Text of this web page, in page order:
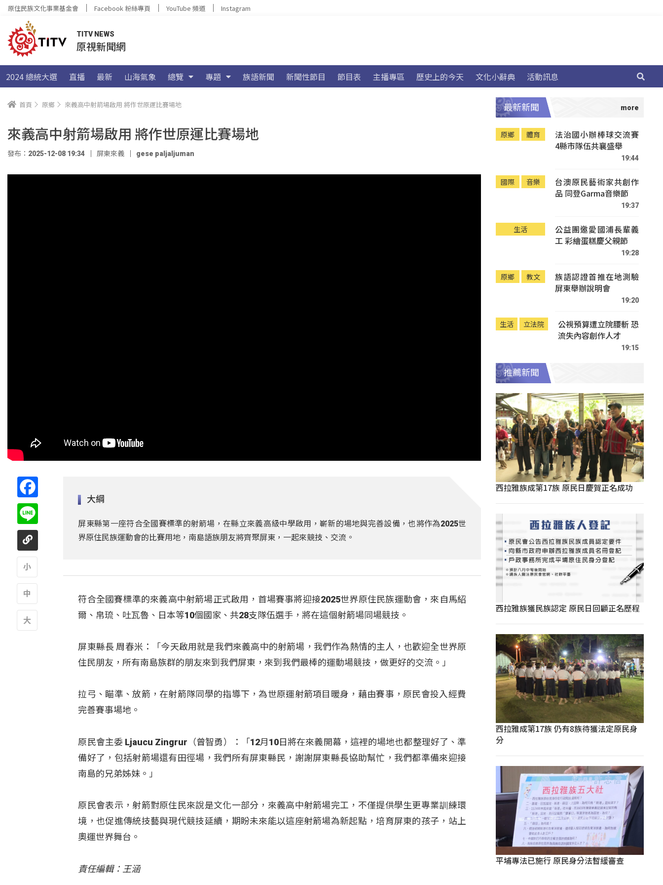
原住民族文化事業基金會 Facebook 粉絲專頁 YouTube 頻道 Instagram
TITV NEWS
原視新聞網
2024 總統大選 直播 最新 山海氣象 總覽 專題 族語新聞 新聞性節目 節目表 主播專區 歷史上的今天 文化小辭典 活動訊息
首頁 原鄉 來義高中射箭場啟用 將作世原運比賽場地
來義高中射箭場啟用 將作世原運比賽場地
發布：2025-12-08 19:34 屏東來義 gese paljaljuman
大綱
屏東縣第一座符合全國賽標準的射箭場，在縣立來義高級中學啟用，嶄新的場地與完善設備，也將作為2025世
界原住民族運動會的比賽用地，南島語族朋友將齊聚屏東，一起來競技、交流。
符合全國賽標準的來義高中射箭場正式啟用，首場賽事將迎接2025世界原住民族運動會，來自馬紹
爾、帛琉、吐瓦魯、日本等10個國家、共28支隊伍選手，將在這個射箭場同場競技。
屏東縣長 周春米：「今天啟用就是我們來義高中的射箭場，我們作為熱情的主人，也歡迎全世界原
住民朋友，所有南島族群的朋友來到我們屏東，來到我們最棒的運動場競技，做更好的交流。」
拉弓、瞄準、放箭，在射箭隊同學的指導下，為世原運射箭項目暖身，藉由賽事，原民會投入經費
完善賽事場地。
原民會主委 Ljaucu Zingrur（曾智勇）：「12月10日將在來義開幕，這裡的場地也都整理好了、準
備好了，包括射箭場還有田徑場，我們所有屏東縣民，謝謝屏東縣長協助幫忙，我們都準備來迎接
南島的兄弟姊妹。」
原民會表示，射箭對原住民來說是文化一部分，來義高中射箭場完工，不僅提供學生更專業訓練環
境，也促進傳統技藝與現代競技延續，期盼未來能以這座射箭場為新起點，培育屏東的孩子，站上
奧運世界舞台。
責任編輯：王涵
最新新聞
原鄉 體育
法治國小辦棒球交流賽
4縣市隊伍共襄盛舉
19:44
國際 音樂
台澳原民藝術家共創作
品 同登Garma音樂節
19:37
生活
公益團邀愛國浦長輩義
工 彩繪蛋糕慶父親節
19:28
原鄉 教文
族語認證首推在地測驗
屏東舉辦說明會
19:20
生活 立法院
公視預算遭立院腰斬 恐
流失內容創作人才
19:15
推薦新聞
西拉雅族成第17族 原民日慶賀正名成功
西拉雅族獲民族認定 原民日回顧正名歷程
西拉雅成第17族 仍有8族待獲法定原民身
分
平埔專法已施行 原民身分法暫緩審查